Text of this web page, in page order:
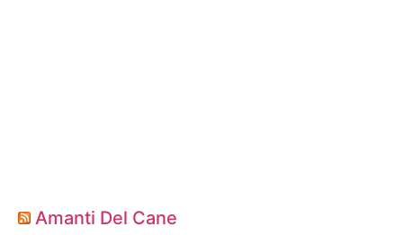
Amanti Del Cane